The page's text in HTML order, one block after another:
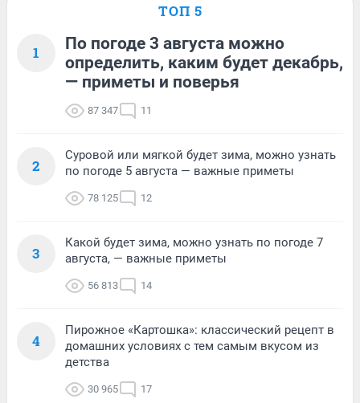
ТОП 5
1
По погоде 3 августа можно
определить, каким будет декабрь,
— приметы и поверья
87 347 11
2
Суровой или мягкой будет зима, можно узнать
по погоде 5 августа — важные приметы
78 125 12
3
Какой будет зима, можно узнать по погоде 7
августа, — важные приметы
56 813 14
4
Пирожное «Картошка»: классический рецепт в
домашних условиях с тем самым вкусом из
детства
30 965 17